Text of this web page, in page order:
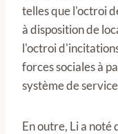
telles que l'octroi
à disposition de
l'octroi
forces sociales à
système de
En outre, Li a noté